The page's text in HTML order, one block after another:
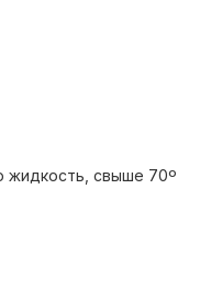
жидкость, свыше 70º